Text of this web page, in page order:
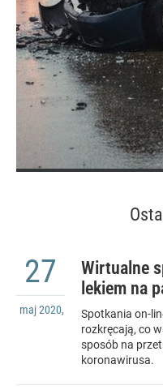
Wirtualne
lekiem na
27
maj2020,
Spotkania on-
rozkręcają, co
sposób na
koronawirusa.